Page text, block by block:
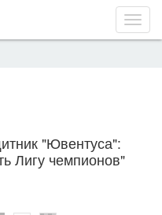
"Ювентуса":
Лигу чемпионов"